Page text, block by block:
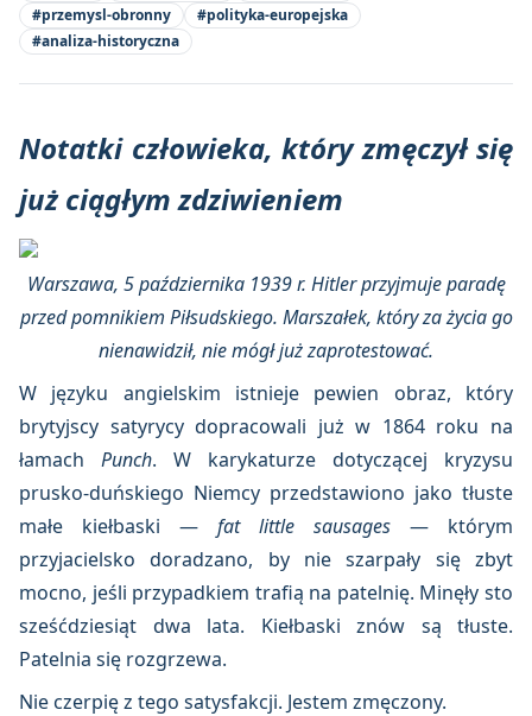
#przemysl-obronny #polityka-europejska
#analiza-historyczna
Notatki człowieka, który zmęczył się
już ciągłym zdziwieniem
Warszawa, 5 października 1939 r. Hitler przyjmuje paradę
przed pomnikiem Piłsudskiego. Marszałek, który za życia go
nienawidził, nie mógł już zaprotestować.
W języku angielskim istnieje pewien obraz, który
brytyjscy satyrycy dopracowali już w 1864 roku na
łamach Punch. W karykaturze dotyczącej kryzysu
prusko-duńskiego Niemcy przedstawiono jako tłuste
małe kiełbaski — fat little sausages — którym
przyjacielsko doradzano, by nie szarpały się zbyt
mocno, jeśli przypadkiem trafią na patelnię. Minęły sto
sześćdziesiąt dwa lata. Kiełbaski znów są tłuste.
Patelnia się rozgrzewa.
Nie czerpię z tego satysfakcji. Jestem zmęczony.